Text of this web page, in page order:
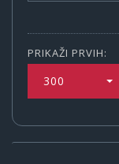
PRIKAŽI PRVIH:
300